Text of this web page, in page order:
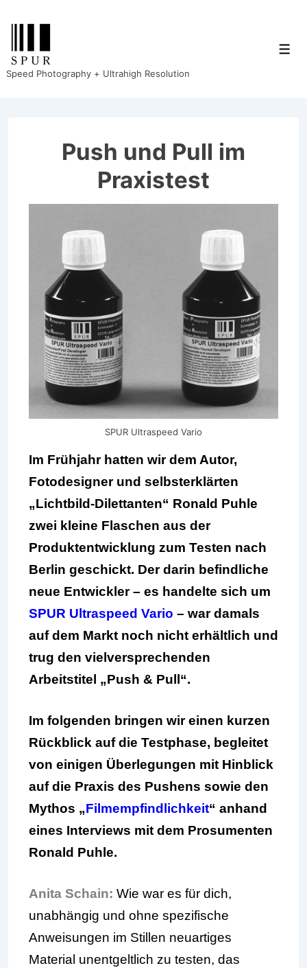
Zum
Inhalt
Speed Photography + Ultrahigh Resolution
Push und Pull im
Praxistest
SPUR Ultraspeed Vario
Im Frühjahr hatten wir dem Autor,
Fotodesigner und selbsterklärten
„Lichtbild-Dilettanten“ Ronald Puhle
zwei kleine Flaschen aus der
Produktentwicklung zum Testen nach
Berlin geschickt. Der darin befindliche
neue Entwickler – es handelte sich um
SPUR Ultraspeed Vario – war damals
auf dem Markt noch nicht erhältlich und
trug den vielversprechenden
Arbeitstitel „Push & Pull“.
Im folgenden bringen wir einen kurzen
Rückblick auf die Testphase, begleitet
von einigen Überlegungen mit Hinblick
auf die Praxis des Pushens sowie den
Mythos „Filmempfindlichkeit“ anhand
eines Interviews mit dem Prosumenten
Ronald Puhle.
Anita Schain: Wie war es für dich,
unabhängig und ohne spezifische
Anweisungen im Stillen neuartiges
Material unentgeltlich zu testen, das